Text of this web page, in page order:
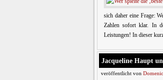
sich daher eine Frage:
Zahlen sofort klar. In
Leistungen! In dieser
Jacqueline Haupt
veröffentlicht von